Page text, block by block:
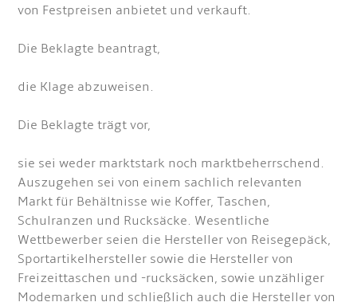
von Festpreisen anbietet und verkauft.
Die Beklagte beantragt,
die Klage abzuweisen.
Die Beklagte trägt vor,
sie sei weder marktstark noch marktbeherrschend.
Auszugehen sei von einem sachlich relevanten
Markt für Behältnisse wie Koffer, Taschen,
Schulranzen und Rucksäcke. Wesentliche
Wettbewerber seien die Hersteller von Reisegepäck,
Sportartikelhersteller sowie die Hersteller von
Freizeittaschen und -rucksäcken, sowie unzähliger
Modemarken und schließlich auch die Hersteller von